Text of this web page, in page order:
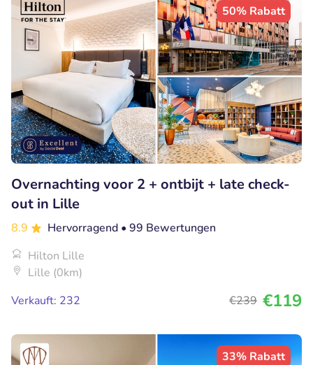
50% Rabatt
Overnachting voor 2 + ontbijt + late check-
out in Lille
8.9 Hervorragend • 99 Bewertungen
Hilton Lille
Lille (0km)
Verkauft: 232
€239 €119
33% Rabatt